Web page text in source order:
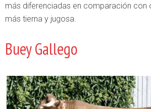
más diferenciadas en comparación con
más tierna y jugosa.
Buey Gallego